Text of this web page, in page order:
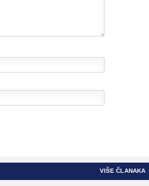
VIŠE ČLANAKA